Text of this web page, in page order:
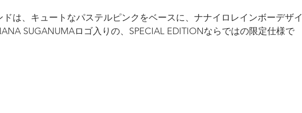
ドは、キュートなパステルピンクをベースに、ナナイロレインボーデザイ
SUGANUMAロゴ入りの、SPECIAL EDITIONならではの限定仕様で